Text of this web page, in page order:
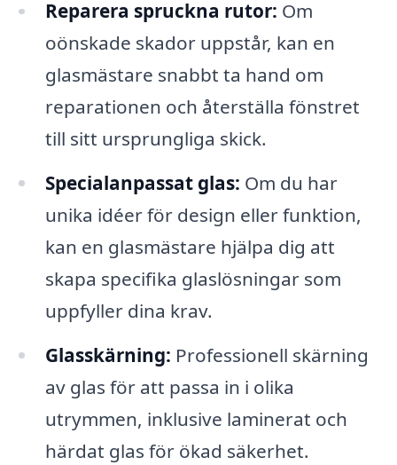
Reparera spruckna rutor: Om
oönskade skador uppstår, kan en
glasmästare snabbt ta hand om
reparationen och återställa fönstret
till sitt ursprungliga skick.
Specialanpassat glas: Om du har
unika idéer för design eller funktion,
kan en glasmästare hjälpa dig att
skapa specifika glaslösningar som
uppfyller dina krav.
Glasskärning: Professionell skärning
av glas för att passa in i olika
utrymmen, inklusive laminerat och
härdat glas för ökad säkerhet.